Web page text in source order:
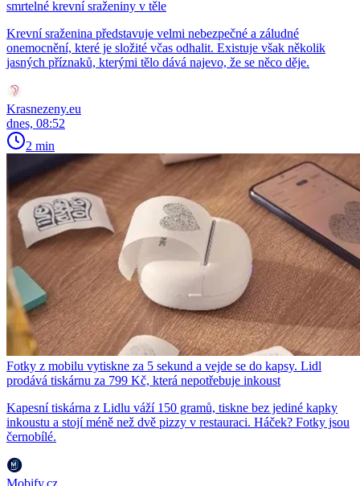
smrtelné krevní sraženiny v těle
Krevní sraženina představuje velmi nebezpečné a záludné
onemocnění, které je složité včas odhalit. Existuje však několik
jasných příznaků, kterými tělo dává najevo, že se něco děje.
Krasnezeny.eu
dnes, 08:52
2 min
Fotky z mobilu vytiskne za 5 sekund a vejde se do kapsy. Lidl
prodává tiskárnu za 799 Kč, která nepotřebuje inkoust
Kapesní tiskárna z Lidlu váží 150 gramů, tiskne bez jediné kapky
inkoustu a stojí méně než dvě pizzy v restauraci. Háček? Fotky jsou
černobílé.